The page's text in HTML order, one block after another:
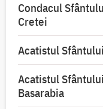
Condacul
Cretei
Acatistul
Acatistul
Basarabia